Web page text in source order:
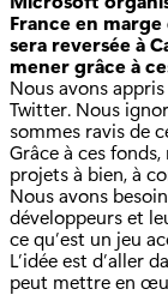
France en
sera reversée à
mener grâce à
Nous avons
Twitter. Nous
sommes ravis de
Grâce à ces
projets à bien, à
Nous avons
développeurs et
ce qu’est un jeu
L’idée est d’aller
peut mettre en